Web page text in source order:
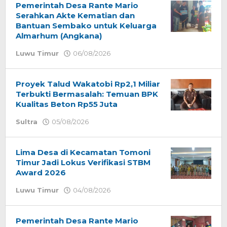
Pemerintah Desa Rante Mario
Serahkan Akte Kematian dan
Bantuan Sembako untuk Keluarga
Almarhum (Angkana)
Luwu Timur 06/08/2026
Proyek Talud Wakatobi Rp2,1 Miliar
Terbukti Bermasalah: Temuan BPK
Kualitas Beton Rp55 Juta
Sultra 05/08/2026
Lima Desa di Kecamatan Tomoni
Timur Jadi Lokus Verifikasi STBM
Award 2026
Luwu Timur 04/08/2026
Pemerintah Desa Rante Mario